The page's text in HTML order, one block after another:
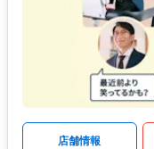
店舗情報